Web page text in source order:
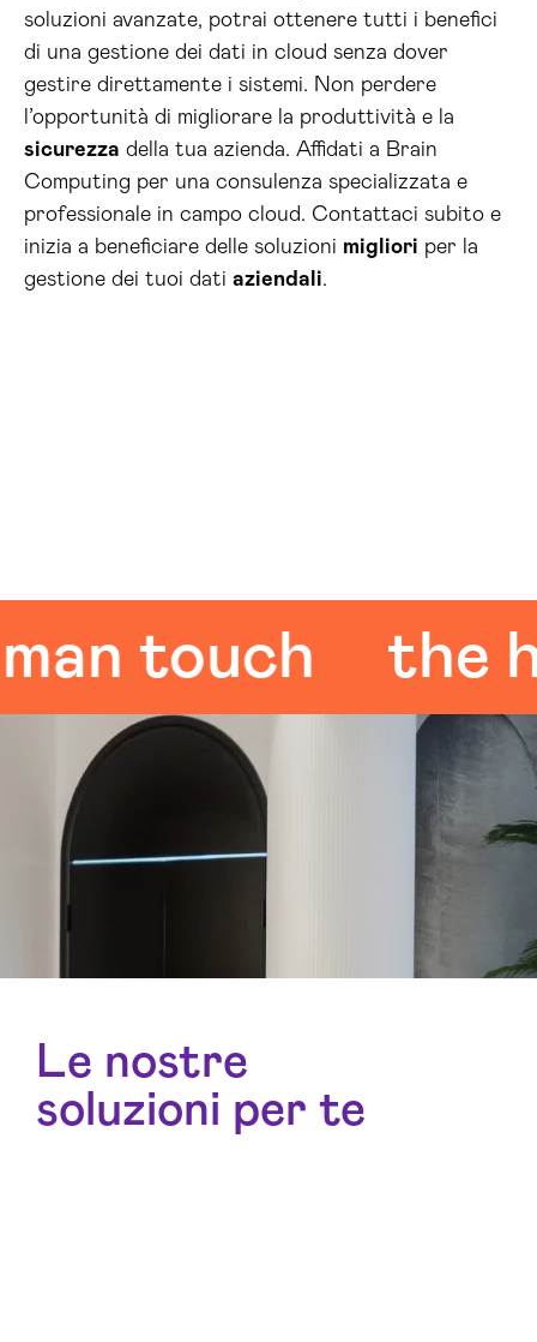
soluzioni avanzate, potrai ottenere tutti i benefici
di una gestione dei dati in cloud senza dover
gestire direttamente i sistemi. Non perdere
l’opportunità di migliorare la produttività e la
sicurezza della tua azienda. Affidati a Brain
Computing per una consulenza specializzata e
professionale in campo cloud. Contattaci subito e
inizia a beneficiare delle soluzioni migliori per la
gestione dei tuoi dati aziendali.
touch the
Le nostre
soluzioni per te